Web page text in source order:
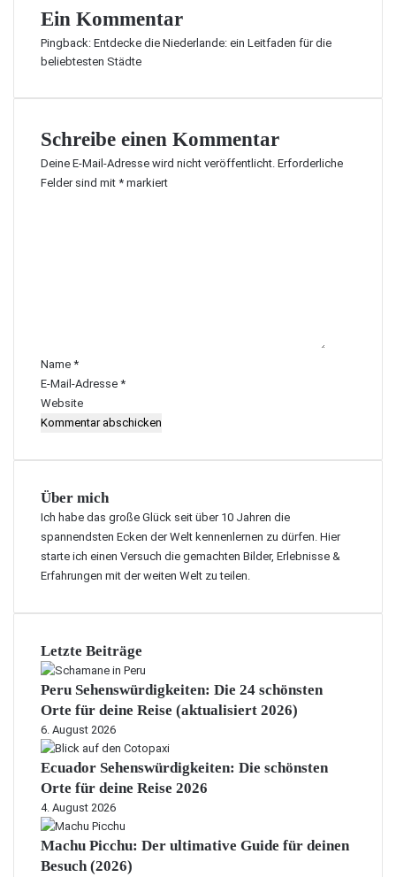
Ein Kommentar
Pingback: Entdecke die Niederlande: ein Leitfaden für die
beliebtesten Städte
Schreibe einen Kommentar
Deine E-Mail-Adresse wird nicht veröffentlicht. Erforderliche
Felder sind mit * markiert
r
*
Name *
E-Mail-Adresse *
Website
Über mich
Ich habe das große Glück seit über 10 Jahren die
spannendsten Ecken der Welt kennenlernen zu dürfen. Hier
starte ich einen Versuch die gemachten Bilder, Erlebnisse &
Erfahrungen mit der weiten Welt zu teilen.
Letzte Beiträge
Peru Sehenswürdigkeiten: Die 24 schönsten
Orte für deine Reise (aktualisiert 2026)
6. August 2026
Ecuador Sehenswürdigkeiten: Die schönsten
Orte für deine Reise 2026
4. August 2026
Machu Picchu: Der ultimative Guide für deinen
Besuch (2026)